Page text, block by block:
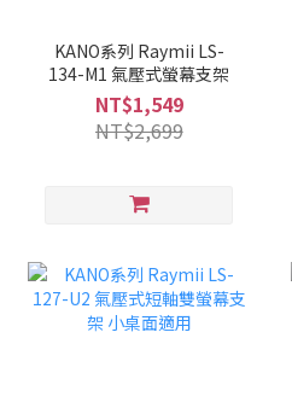
KANO系列 Raymii LS-
134-M1 氣壓式螢幕支架
NT$1,549
NT$2,699